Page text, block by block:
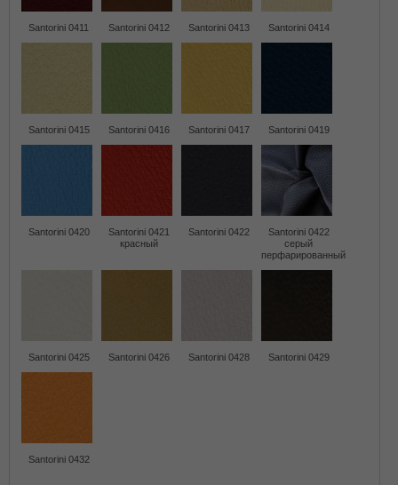
Santorini 0411 Santorini 0412 Santorini 0413 Santorini 0414
Santorini 0415 Santorini 0416 Santorini 0417 Santorini 0419
Santorini 0420
Santorini 0421
красный
Santorini 0422
Santorini 0422
серый
перфарированный
Santorini 0425 Santorini 0426 Santorini 0428 Santorini 0429
Santorini 0432